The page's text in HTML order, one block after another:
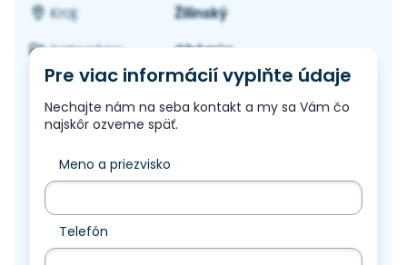
Kraj:
Žilinský
Kategória:
Chémia
Pre viac informácií vyplňte údaje
Nechajte nám na seba kontakt a my sa Vám čo
najskôr ozveme späť.
Meno a priezvisko
Telefón